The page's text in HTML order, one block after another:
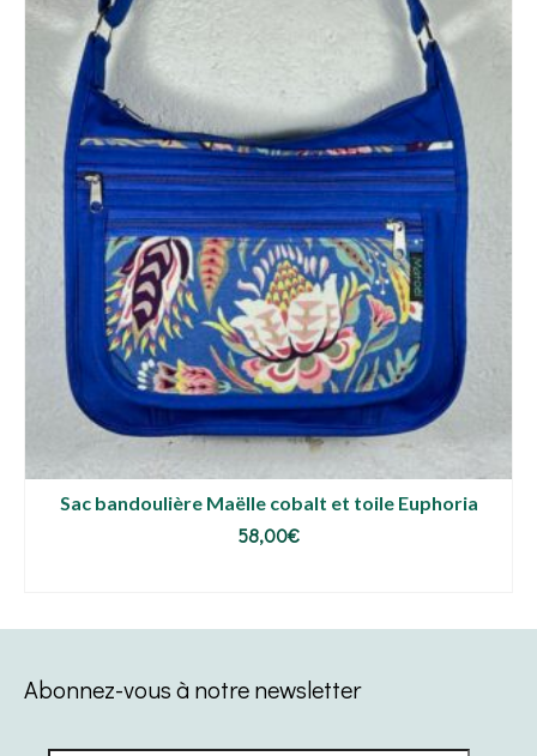
Sac bandoulière Maëlle cobalt et toile Euphoria
58,00€
Abonnez-vous à notre newsletter